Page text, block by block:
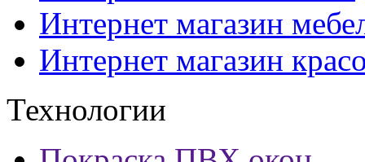
Интернет магазин
Интернет магазин
Технологии